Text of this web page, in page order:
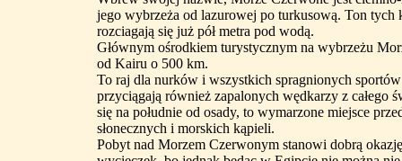
jego wybrzeża od lazurowej po turkusową. Ton
rozciagają się już pół metra pod wodą.
Głównym ośrodkiem turystycznym na wybrzeżu
od Kairu o 500 km.
To raj dla nurków i wszystkich spragnionych
przyciągają również zapalonych wędkarzy z całego
się na południe od osady, to wymarzone miejsce
słonecznych i morskich kąpieli.
Pobyt nad Morzem Czerwonym stanowi dobrą